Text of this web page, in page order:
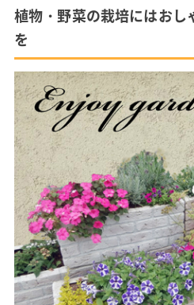
植物・野菜の栽培にはおし
を